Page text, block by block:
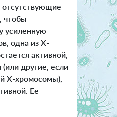
отсутствующие
чтобы
усиленную
одна из Х-
активной,
(или другие, если
Х-хромосомы),
Ее